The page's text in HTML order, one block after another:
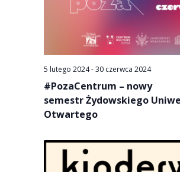
5 lutego 2024-30 czerwca 2024
#PozaCentrum – nowy
semestr Żydowskiego
Otwartego